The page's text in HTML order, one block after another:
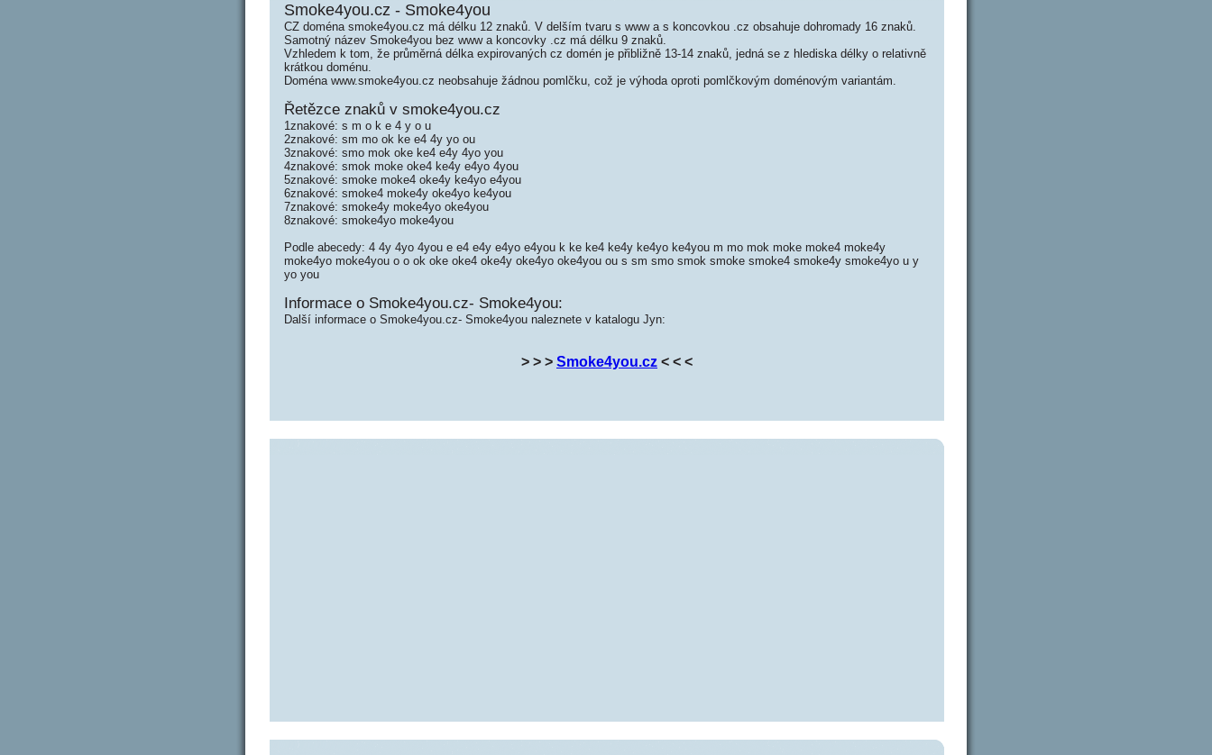
Smoke4you.cz - Smoke4you
CZ doména smoke4you.cz má délku 12 znaků. V delším tvaru s www a s koncovkou .cz obsahuje dohromady 16 znaků.
Samotný název Smoke4you bez www a koncovky .cz má délku 9 znaků.
Vzhledem k tom, že průměrná délka expirovaných cz domén je přibližně 13-14 znaků, jedná se z hlediska délky o relativně
krátkou doménu.
Doména www.smoke4you.cz neobsahuje žádnou pomlčku, což je výhoda oproti pomlčkovým doménovým variantám.
Řetězce znaků v smoke4you.cz
1znakové: s m o k e 4 y o u
2znakové: sm mo ok ke e4 4y yo ou
3znakové: smo mok oke ke4 e4y 4yo you
4znakové: smok moke oke4 ke4y e4yo 4you
5znakové: smoke moke4 oke4y ke4yo e4you
6znakové: smoke4 moke4y oke4yo ke4you
7znakové: smoke4y moke4yo oke4you
8znakové: smoke4yo moke4you
Podle abecedy: 4 4y 4yo 4you e e4 e4y e4yo e4you k ke ke4 ke4y ke4yo ke4you m mo mok moke moke4 moke4y
moke4yo moke4you o o ok oke oke4 oke4y oke4yo oke4you ou s sm smo smok smoke smoke4 smoke4y smoke4yo u y
yo you
Informace o Smoke4you.cz- Smoke4you:
Další informace o Smoke4you.cz- Smoke4you naleznete v katalogu Jyn:
> > > Smoke4you.cz < < <